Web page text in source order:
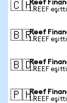
🇨🇭Reef
1 REEF
🇧🇷Reef
1 REEF
🇧🇩Reef
1 REEF
🇵🇭Reef
1 REEF